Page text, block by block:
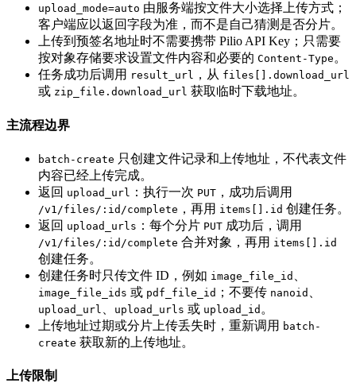
upload_mode=auto 由服务端按文件大小选择上传方式；
客户端应以返回字段为准，而不是自己猜测是否分片。
上传到预签名地址时不需要携带 Pilio API Key；只需要
按对象存储要求设置文件内容和必要的 Content-Type。
任务成功后调用 result_url ，从 files[].download_url
或 zip_file.download_url 获取临时下载地址。
主流程边界
batch-create 只创建文件记录和上传地址，不代表文件
内容已经上传完成。
返回 upload_url ：执行一次 PUT ，成功后调用
/v1/files/:id/complete ，再用 items[].id 创建任务。
返回 upload_urls ：每个分片 PUT 成功后，调用
/v1/files/:id/complete 合并对象，再用 items[].id
创建任务。
创建任务时只传文件 ID，例如 image_file_id
image_file_ids 或 pdf_file_id ；不要传 nanoid
upload_url upload_urls 或 upload_id 。
上传地址过期或分片上传丢失时，重新调用 batch-
create 获取新的上传地址。
上传限制